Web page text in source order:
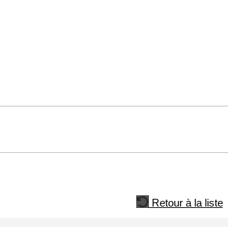
Retour à la liste